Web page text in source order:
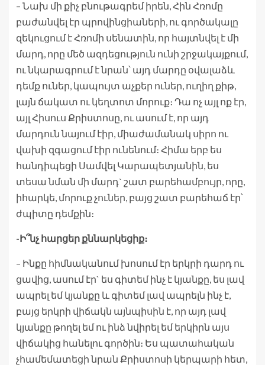
– Նախ մի քիչ բնութագրեմ իրեն, Հին Հռոմը
բաժանվել էր պրովինցիաների, ու գործակալը
զեկուցում է Հռոմի սենատին, որ հայտնվել է մի
մարդ, որը մեծ ազդեցություն ունի շրջակայքում,
ու նկարագրում է նրան՝ այդ մարդը օվալաձև
դեմք ուներ, կապույտ աչքեր ուներ, ուղիղ քիթ,
լայն ճակատ ու կեղտոտ մորուք։ Դա ոչ այլ ոք էր,
այլ Հիսուս Քրիստոսը, ու ասում է, որ այդ
մարդուն նայում էիր, միաժամանակ սիրո ու
վախի զգացում էիր ունենում։ Հիմա երբ ես
հանդիպեցի Սամվել Կարապետյանին, ես
տեսա նման մի մարդ` շատ բարեհամբույր, որը,
իհարկե, մորուք չուներ, բայց շատ բարեհաճ էր՝
ժպիտը դեմքին։
-Ի՞նչ հարցեր քննարկեցիք։
– Ինքը հիմնականում խոսում էր երկրի դարդ ու
ցավից, ասում էր` ես գիտեմ ինչ է կյանքը, ես լավ
ապրել եմ կյանքը և գիտեմ լավ ապրելն ինչ է,
բայց երկրի վիճակն այնպիսին է, որ այդ լավ
կյանքը թողել եմ ու ինձ նվիրել եմ երկիրն այս
վիճակից հանելու գործին։ Ես պատահական
չհամեմատեցի նրան Քրիստոսի կերպարի հետ,